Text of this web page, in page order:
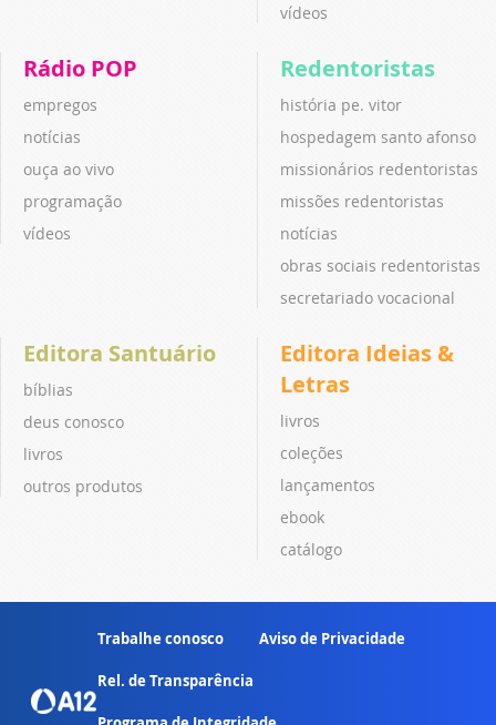
vídeos
Rádio POP
empregos
notícias
ouça ao vivo
programação
vídeos
Redentoristas
história pe. vitor
hospedagem santo afonso
missionários redentoristas
missões redentoristas
notícias
obras sociais redentoristas
secretariado vocacional
Editora Santuário
bíblias
deus conosco
livros
outros produtos
Editora Ideias &
Letras
livros
coleções
lançamentos
ebook
catálogo
Trabalhe conosco Aviso de Privacidade
Rel. de Transparência